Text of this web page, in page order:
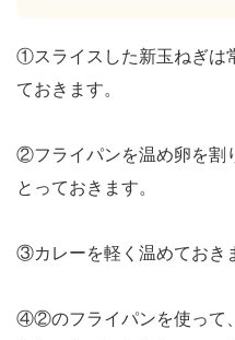
①スライスした新玉ねぎは
ておきます。
②フライパンを温め卵を割
とっておきます。
③カレーを軽く温めておき
④②のフライパンを使って